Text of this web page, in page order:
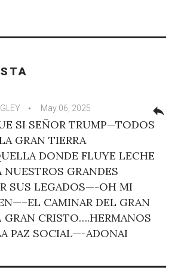
May 06, 2025
SI SEÑOR TRUMP—TODOS
GRAN TIERRA
DONDE FLUYE LECHE
GRANDES
SUS LEGADOS—-OH MI
CAMINAR DEL GRAN
GRAN CRISTO….HERMANOS
PAZ SOCIAL—-ADONAI
reply